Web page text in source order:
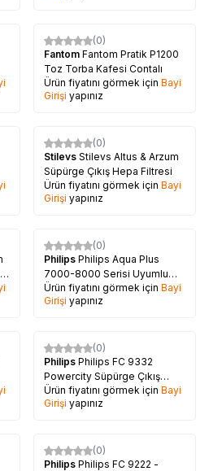
(0)
Fantom Fantom Pratik P1200
Toz Torba Kafesi Contalı
Ürün fiyatını görmek için Bayi
Girişi yapınız
(0)
Stilevs Stilevs Altus & Arzum
Süpürge Çıkış Hepa Filtresi
Ürün fiyatını görmek için Bayi
Girişi yapınız
(0)
Philips Philips Aqua Plus
7000-8000 Serisi Uyumlu
Filtre
Ürün fiyatını görmek için Bayi
Girişi yapınız
(0)
Philips Philips FC 9332
Powercity Süpürge Çıkış
Hepa Filtresi
Ürün fiyatını görmek için Bayi
Girişi yapınız
(0)
Philips Philips FC 9222 -